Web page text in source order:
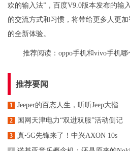
欢的输入法”，百度V9.0版本发布的输
的交流方式和习惯，将带给更多人更
的全新体验。
推荐阅读： oppo手机和vivo手机哪
推荐要闻
1 Jeeper的百态人生，听听Jeep大指
2 国网天津电力“双进双服”活动侧记
3 真•5G先锋来了！中兴AXON 10s